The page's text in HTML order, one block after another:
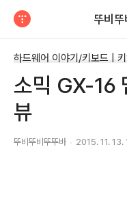
뚜비
하드웨어 이야기/키보드 |
소믹 GX-16
뷰
뚜비뚜비뚜뚜바 2015. 11. 13.